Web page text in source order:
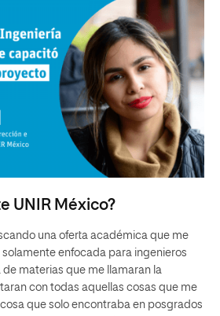
UNIR México?
una oferta académica que me
enfocada para ingenieros
materias que me llamaran la
con todas aquellas cosas que me
que solo encontraba en posgrados